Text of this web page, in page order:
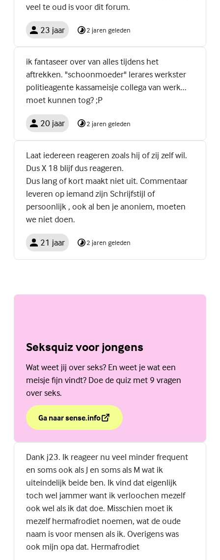
veel te oud is voor dit forum.
23 jaar 2 jaren geleden
ik fantaseer over van alles tijdens het
aftrekken. "schoonmoeder" lerares werkster
politieagente kassameisje collega van werk...
moet kunnen tog? ;P
20 jaar 2 jaren geleden
Laat iedereen reageren zoals hij of zij zelf wil.
Dus X 18 blijf dus reageren.
Dus lang of kort maakt niet uit. Commentaar
leveren op iemand zijn Schrijfstijl of
persoonlijk , ook al ben je anoniem, moeten
we niet doen.
21 jaar 2 jaren geleden
Seksquiz voor jongens
Wat weet jij over seks? En weet je wat een
meisje fijn vindt? Doe de quiz met 9 vragen
over seks.
Ga naar sense.info
over Seksquiz voor jongens
(Externe link)
Dank j23. Ik reageer nu veel minder frequent
en soms ook als J en soms als M wat ik
uiteindelijk beide ben. Ik vind dat eigenlijk
toch wel jammer want ik verloochen mezelf
ook wel als ik dat doe. Misschien moet ik
mezelf hermafrodiet noemen, wat de oude
naam is voor mensen als ik. Overigens was
ook mijn opa dat. Hermafrodiet